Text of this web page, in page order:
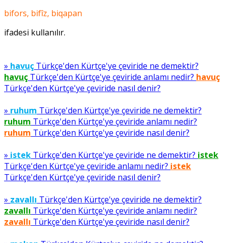
bifors, bifîz, biqapan
ifadesi kullanılır.
» havuç Türkçe'den Kürtçe'ye çeviride ne demektir?
havuç Türkçe'den Kürtçe'ye çeviride anlamı nedir? havuç
Türkçe'den Kürtçe'ye çeviride nasıl denir?
» ruhum Türkçe'den Kürtçe'ye çeviride ne demektir?
ruhum Türkçe'den Kürtçe'ye çeviride anlamı nedir?
ruhum Türkçe'den Kürtçe'ye çeviride nasıl denir?
» istek Türkçe'den Kürtçe'ye çeviride ne demektir? istek
Türkçe'den Kürtçe'ye çeviride anlamı nedir? istek
Türkçe'den Kürtçe'ye çeviride nasıl denir?
» zavallı Türkçe'den Kürtçe'ye çeviride ne demektir?
zavallı Türkçe'den Kürtçe'ye çeviride anlamı nedir?
zavallı Türkçe'den Kürtçe'ye çeviride nasıl denir?